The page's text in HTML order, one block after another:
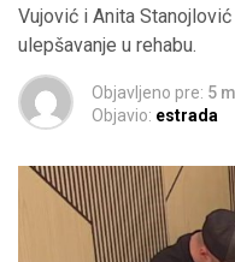
Vujović i Anita
ulepšavanje u rehabu.
Objavljeno pre: 5
Objavio: estrada